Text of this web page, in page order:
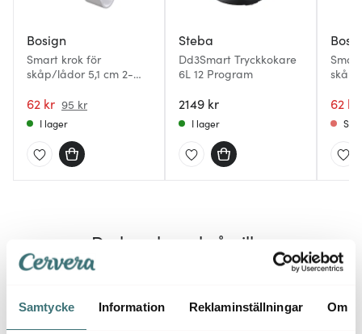
Samtycke Information Reklaminställningar Om
Bosign
Smart krok för
skåp/lådor 5,1 cm 2-
62 kr 95 kr
I lager
Steba
Dd3Smart Tryckkokare
6L 12 Program
2149 kr
I lager
skåp/
62 kr
Du kanske också gillar